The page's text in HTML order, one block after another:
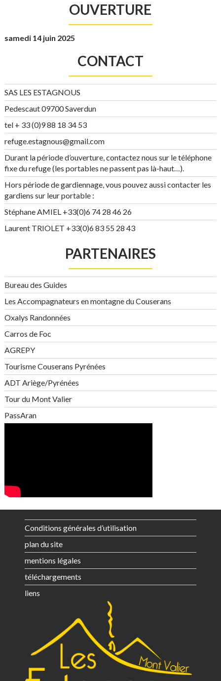
OUVERTURE
samedi 14 juin 2025
CONTACT
SAS LES ESTAGNOUS
Pedescaut 09700 Saverdun
tel + 33 (0)9 88 18 34 53
refuge.estagnous@gmail.com
Durant la période d’ouverture, contactez nous sur le téléphone
fixe du refuge (les portables ne passent pas là-haut…).
Hors période de gardiennage, vous pouvez aussi contacter les
gardiens sur leur portable :
Stéphane AMIEL +33(0)6 74 28 46 26
Laurent TRIOLET +33(0)6 83 55 28 43
PARTENAIRES
Bureau des Guides
Les Accompagnateurs en montagne du Couserans
Oxalys Randonnées
Carros de Foc
AGREPY
Tourisme Couserans Pyrénées
ADT Ariège/Pyrénées
Tour du Mont Valier
PassAran
Conditions générales d’utilisation
plan du site
mentions légales
téléchargements
liens